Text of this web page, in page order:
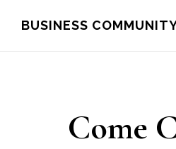
BUSINESS
Come